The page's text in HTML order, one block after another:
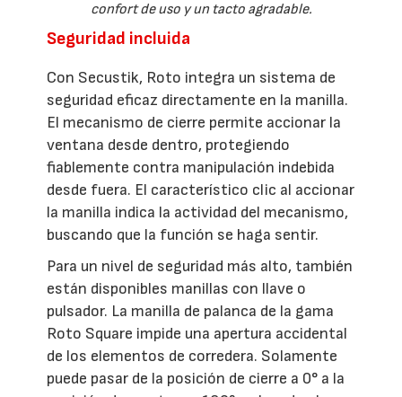
confort de uso y un tacto agradable.
Seguridad incluida
Con Secustik, Roto integra un sistema de
seguridad eficaz directamente en la manilla.
El mecanismo de cierre permite accionar la
ventana desde dentro, protegiendo
fiablemente contra manipulación indebida
desde fuera. El característico clic al accionar
la manilla indica la actividad del mecanismo,
buscando que la función se haga sentir.
Para un nivel de seguridad más alto, también
están disponibles manillas con llave o
pulsador. La manilla de palanca de la gama
Roto Square impide una apertura accidental
de los elementos de corredera. Solamente
puede pasar de la posición de cierre a 0° a la